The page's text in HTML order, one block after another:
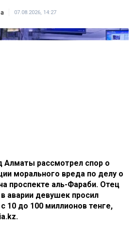
07.08.2026, 14:27
Алматы рассмотрел спор о
морального вреда по делу о
проспекте аль-Фараби. Отец
аварии девушек просил
10 до 100 миллионов тенге,